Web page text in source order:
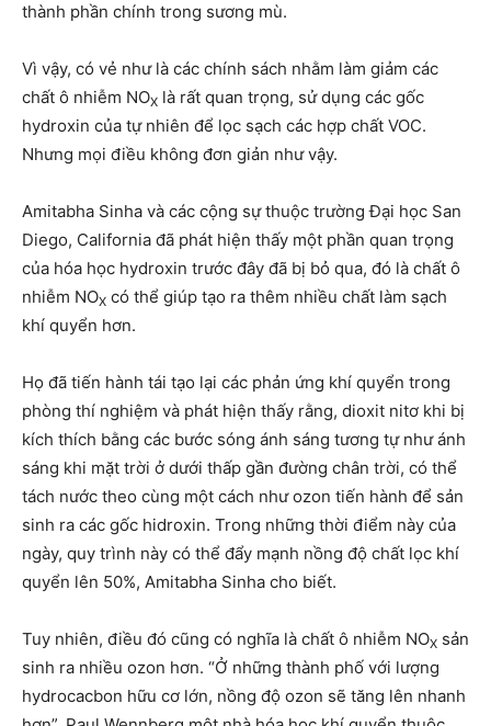
thành phần chính trong sương mù.
Vì vậy, có vẻ như là các chính sách nhằm làm giảm các
chất ô nhiễm NOX là rất quan trọng, sử dụng các gốc
hydroxin của tự nhiên để lọc sạch các hợp chất VOC.
Nhưng mọi điều không đơn giản như vậy.
Amitabha Sinha và các cộng sự thuộc trường Đại học San
Diego, California đã phát hiện thấy một phần quan trọng
của hóa học hydroxin trước đây đã bị bỏ qua, đó là chất ô
nhiễm NOX có thể giúp tạo ra thêm nhiều chất làm sạch
khí quyển hơn.
Họ đã tiến hành tái tạo lại các phản ứng khí quyển trong
phòng thí nghiệm và phát hiện thấy rằng, dioxit nitơ khi bị
kích thích bằng các bước sóng ánh sáng tương tự như ánh
sáng khi mặt trời ở dưới thấp gần đường chân trời, có thể
tách nước theo cùng một cách như ozon tiến hành để sản
sinh ra các gốc hidroxin. Trong những thời điểm này của
ngày, quy trình này có thể đẩy mạnh nồng độ chất lọc khí
quyển lên 50%, Amitabha Sinha cho biết.
Tuy nhiên, điều đó cũng có nghĩa là chất ô nhiễm NOX sản
sinh ra nhiều ozon hơn. “Ở những thành phố với lượng
hydrocacbon hữu cơ lớn, nồng độ ozon sẽ tăng lên nhanh